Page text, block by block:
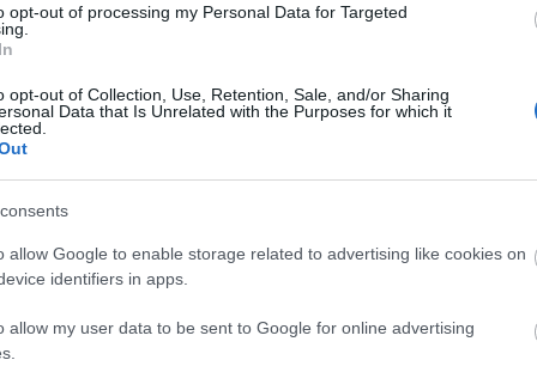
opt-out of processing my Personal Data for Targeted
opt-out of Collection, Use, Retention, Sale, and/or Sharing
Data that Is Unrelated with the Purposes for which it
allow Google to enable storage related to advertising like cookies on
identifiers in apps.
allow my user data to be sent to Google for online advertising
törte a Death Angel karrierjét: egy kollektív
dobosát, aki több mint egy évig
pótolni, világosan kiderült, hogy Andy
A viták és feszültségek szétrobbantották
év kihagyás után 2001-ben állt újra össze a
egyik legnagyobb nevű kiadójához, a
jelentetett meg, és korábbi albumait is újra
visszatért. Hogy mekkora erővel, azt bizonyítja
Killing Season is. A Death Angel - teljes joggal -
lemezt meghallgathatóvá tette MySpace-